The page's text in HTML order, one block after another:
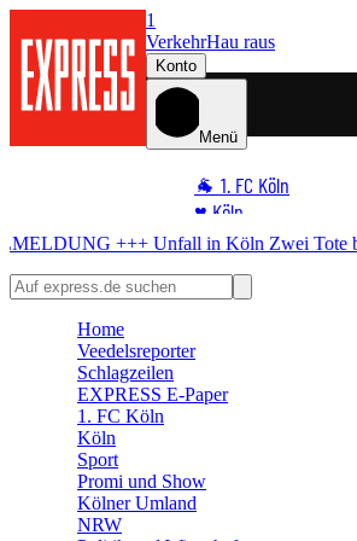
1
VerkehrHau raus
Konto
Menü
🐐 1. FC Köln
♥️ Köln
⭐ Promi
🏆 Sport
Unfall – Verdacht auf illegales Rennen
Home
Veedelsreporter
Schlagzeilen
EXPRESS E-Paper
1. FC Köln
Köln
Sport
Promi und Show
Kölner Umland
NRW